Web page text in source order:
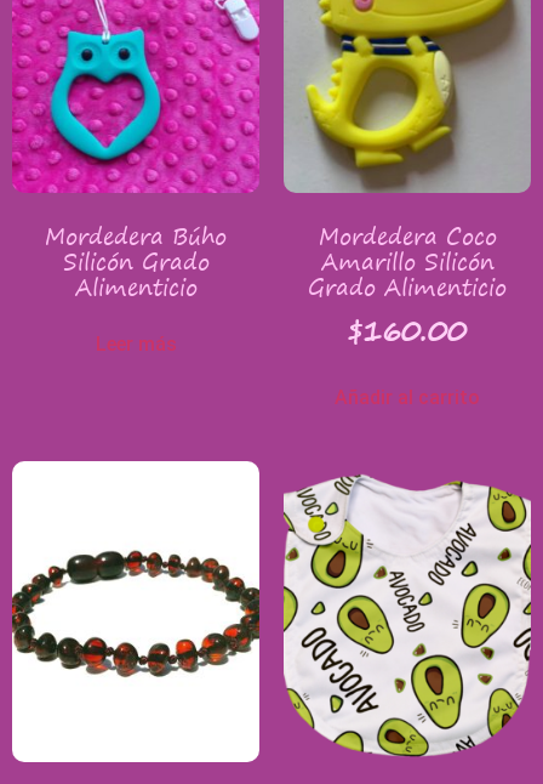
Mordedera Búho
Silicón Grado
Alimenticio
Leer más
Mordedera Coco
Amarillo Silicón
Grado Alimenticio
$160.00
Añadir al carrito